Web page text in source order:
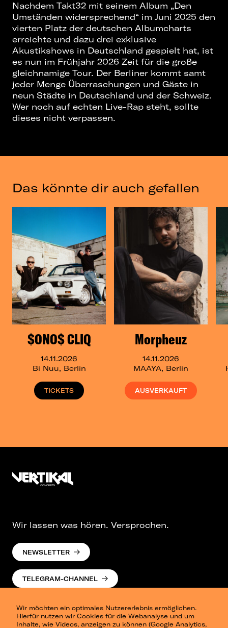
Nachdem Takt32 mit seinem Album „Den
Umständen widersprechend“ im Juni 2025 den
vierten Platz der deutschen Albumcharts
erreichte und dazu drei exklusive
Akustikshows in Deutschland gespielt hat, ist
es nun im Frühjahr 2026 Zeit für die große
gleichnamige Tour. Der Berliner kommt samt
jeder Menge Überraschungen und Gäste in
neun Städte in Deutschland und der Schweiz.
Wer noch auf echten Live-Rap steht, sollte
dieses nicht verpassen.
Das könnte dir auch gefallen
$ONO$ CLIQ
14.11.2026
Bi Nuu, Berlin
TICKETS
Morpheuz
14.11.2026
MAAYA, Berlin
AUSVERKAUFT
Wir möchten ein optimales Nutzererlebnis ermöglichen.
Hierfür nutzen wir Cookies für die Webanalyse und um
Inhalte, wie Videos, anzeigen zu können (Google Analytics,
Wir lassen was hören. Versprochen.
NEWSLETTER
TELEGRAM-CHANNEL